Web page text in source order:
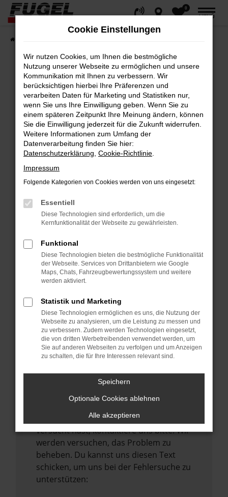
Zum
Hauptinhalt
springen
0
MENÜ
Fehler: Network Error
Beim Laden ist ein Fehler aufgetreten.
Hier sind ein paar Tipps, die dir helfen können:
Überprüfe deine Firewall und deine
Internetverbindung.
Laden andere Webseiten, zum Beispiel
deine Suchmaschine?
Prüfe deine Browsererweiterungen.
Manche Erweiterungen, wie Werbeblocker,
können das Laden bestimmter Seiten
anderen Browser oder in einem privaten
Fenster?
Starte dein Gerät neu.
vorübergehende Probleme zu beheben.
Stelle sicher, dass dein Browser und dein
Betriebssystem auf dem neuesten Stand
sind.
Veraltete Software birgt nicht nur ein
führen, dass bestimmte Funktionen nicht
Wende dich an den Webseitenbetreiber.
Wenn du alle oben genannten Schritte
versucht hast, kontaktiere uns bitte. Wir
werden versuchen, das Problem zu
beheben. Du kannst uns diesen Text
schicken, um uns bei der Fehlersuche zu
unterstützen:
Cookie Einstellungen
Wir nutzen Cookies, um Ihnen die bestmögliche
Nutzung unserer Webseite zu ermöglichen und unsere
Kommunikation mit Ihnen zu verbessern. Wir
berücksichtigen hierbei Ihre Präferenzen und
verarbeiten Daten für Marketing und Statistiken nur,
wenn Sie uns Ihre Einwilligung geben. Wenn Sie zu
einem späteren Zeitpunkt Ihre Meinung ändern, können
Sie die Einwilligung jederzeit für die Zukunft widerrufen.
Weitere Informationen zum Umfang der
Datenverarbeitung finden Sie hier:
Datenschutzerklärung Cookie-Richtlinie
Impressum
Folgende Kategorien von Cookies werden von uns eingesetzt:
Essentiell
Diese Technologien sind erforderlich, um die
Kernfunktionalität der Webseite zu gewährleisten.
Funktional
Diese Technologien bieten die bestmögliche Funktionalität
der Webseite. Services von Drittanbietern wie Google
Maps, Chats, Fahrzeugbewertungssystem und weitere
werden aktiviert.
Statistik und Marketing
Diese Technologien ermöglichen es uns, die Nutzung der
Webseite zu analysieren, um die Leistung zu messen und
zu verbessern. Zudem werden Technologien eingesetzt,
die von dritten Werbetreibenden verwendet werden, um
Sie auf anderen Webseiten zu verfolgen und um Anzeigen
zu schalten, die für Ihre Interessen relevant sind.
Speichern
Optionale Cookies ablehnen
Alle akzeptieren